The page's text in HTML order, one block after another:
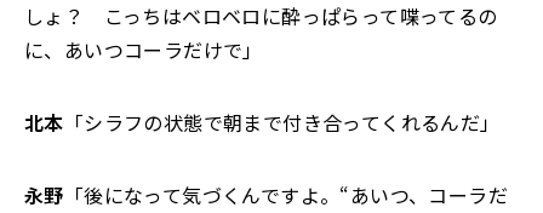
しょ？ こっちはベロベロに酔っぱらって喋ってるの
に、あいつコーラだけで」
北本 「シラフの状態で朝まで付き合ってくれるんだ」
永野 「後になって気づくんですよ。“あいつ、コーラだ